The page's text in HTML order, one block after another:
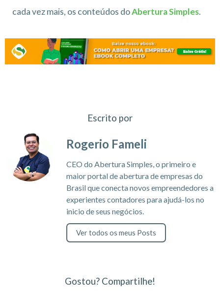
cada vez mais, os conteúdos doAbertura Simples.
Escrito por
Rogerio Fameli
CEO do Abertura Simples, o primeiro e
maior portal de abertura de empresas do
Brasil que conecta novos empreendedores a
experientes contadores para ajudá-los no
inicio de seus negócios.
Ver todos os meus Posts
Gostou? Compartilhe!